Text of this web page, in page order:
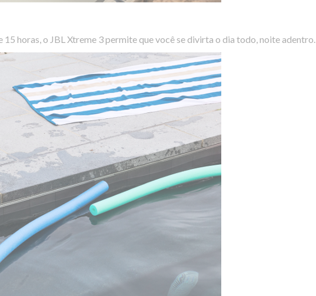
horas, o JBL Xtreme 3 permite que você se divirta o dia todo, noite adentro.